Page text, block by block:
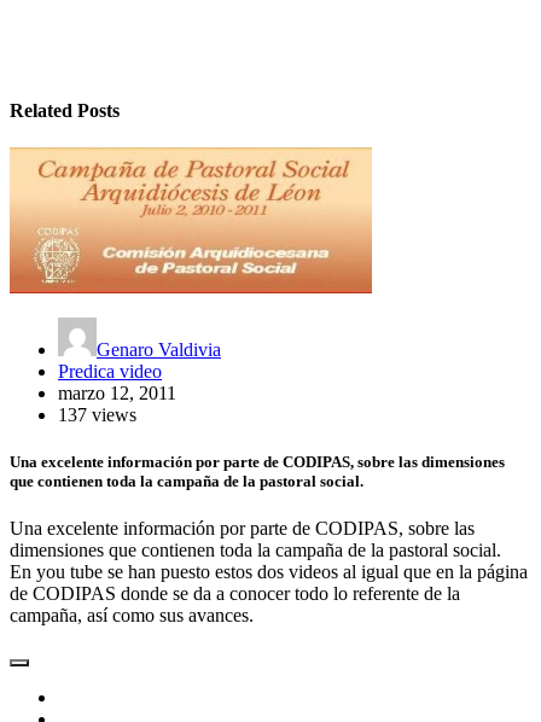
Related Posts
Genaro Valdivia
Predica video
marzo 12, 2011
137 views
Una excelente información por parte de CODIPAS, sobre las dimensiones
que contienen toda la campaña de la pastoral social.
Una excelente información por parte de CODIPAS, sobre las
dimensiones que contienen toda la campaña de la pastoral social.
En you tube se han puesto estos dos videos al igual que en la página
de CODIPAS donde se da a conocer todo lo referente de la
campaña, así como sus avances.